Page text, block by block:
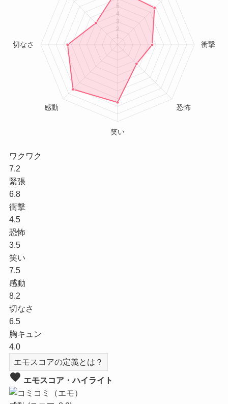
ワクワク
7.2
緊張
6.8
衝撃
4.5
恐怖
3.5
笑い
7.5
感動
8.2
切なさ
6.5
胸キュン
4.0
エモスコアの定義とは？
favorite エモスコア・ハイライト